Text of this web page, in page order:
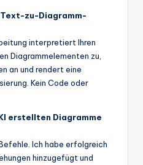
zu-Diagramm-
interpretiert Ihren
Diagrammelementen zu,
an und rendert eine
Kein Code oder
erstellten Diagramme
Ich habe erfolgreich
hinzugefügt und